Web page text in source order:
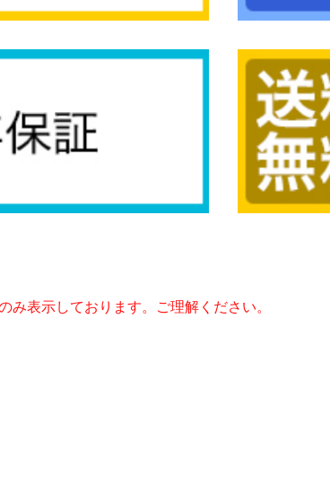
表示しております。ご理解ください。